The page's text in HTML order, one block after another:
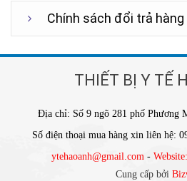
Chính sách đổi trả hàng
THIẾT BỊ Y TẾ
Địa chỉ: Số 9 ngõ 281 phố Phương
Số điện thoại mua hàng xin liên hệ:
ytehaoanh@gmail.com -
Cung cấp bởi